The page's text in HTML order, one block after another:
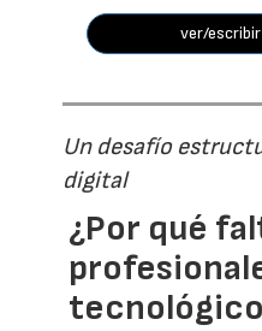
ver/
Un desafío
digital
¿Por qué